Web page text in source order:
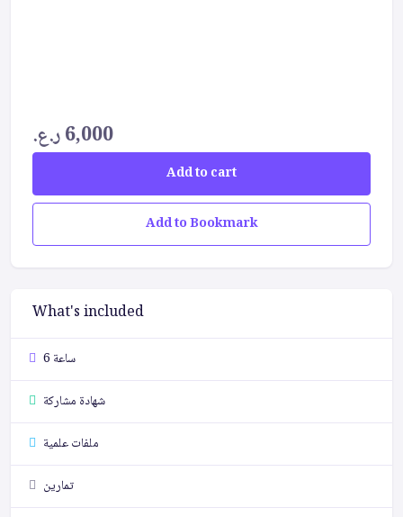
6,000ر.ع.
Add to cart
Add to Bookmark
What's included
6 ساعة
شهادة مشاركة
ملفات علمية
تمارين